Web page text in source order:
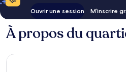
Ouvrir une session M’inscrire
À propos du